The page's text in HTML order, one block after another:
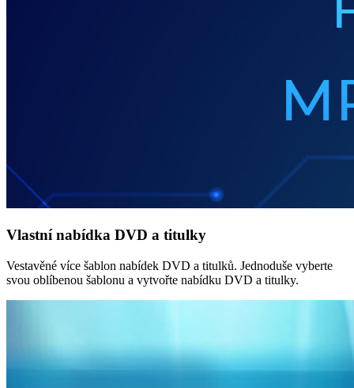
Vlastní nabídka DVD a titulky
Vestavěné více šablon nabídek DVD a titulků. Jednoduše vyberte
svou oblíbenou šablonu a vytvořte nabídku DVD a titulky.